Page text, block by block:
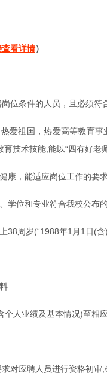
看详情）
位条件的人员，且必须符
爱祖国，热爱高等教育
技术技能,能以“四有好老
康，能适应岗位工作的要
学位和专业符合我校公布
38周岁(“1988年1月1日(
个人业绩及基本情况)至相
对应聘人员进行资格初审,